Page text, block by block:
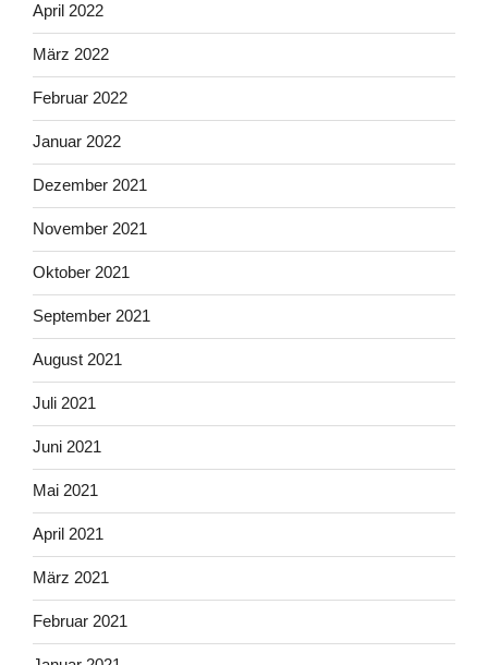
April 2022
März 2022
Februar 2022
Januar 2022
Dezember 2021
November 2021
Oktober 2021
September 2021
August 2021
Juli 2021
Juni 2021
Mai 2021
April 2021
März 2021
Februar 2021